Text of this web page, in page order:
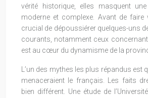
vérité historique, elles masquent
moderne et complexe. Avant de
crucial de dépoussiérer quelques-uns
courants, notamment ceux
est au cœur du dynamisme de la
L’un des mythes les plus répandus est
menaceraient le français. Les faits
bien différent. Une étude de